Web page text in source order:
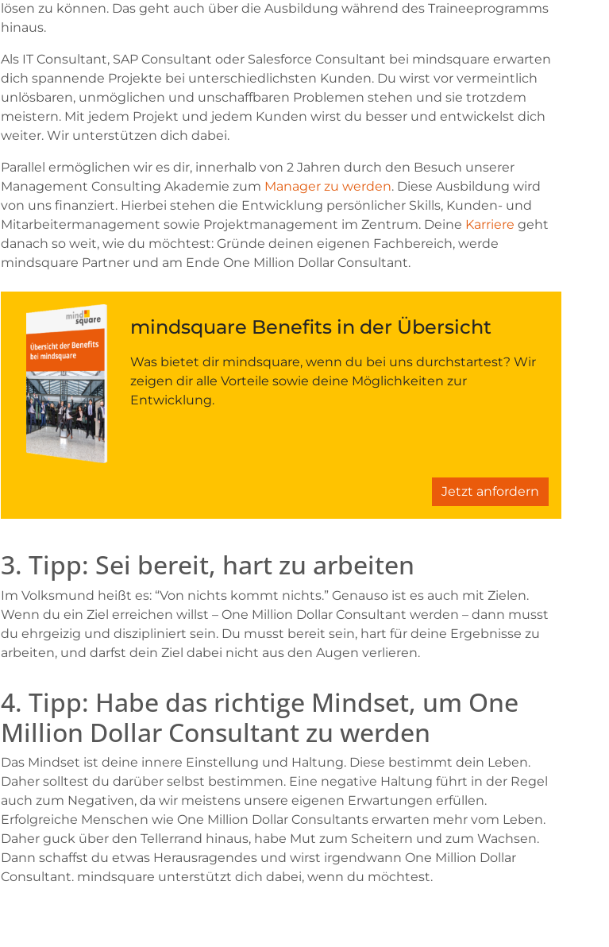
lösen zu können. Das geht auch über die Ausbildung während des Traineeprogramms
hinaus.
Als IT Consultant, SAP Consultant oder Salesforce Consultant bei mindsquare erwarten
dich spannende Projekte bei unterschiedlichsten Kunden. Du wirst vor vermeintlich
unlösbaren, unmöglichen und unschaffbaren Problemen stehen und sie trotzdem
meistern. Mit jedem Projekt und jedem Kunden wirst du besser und entwickelst dich
weiter. Wir unterstützen dich dabei.
Parallel ermöglichen wir es dir, innerhalb von 2 Jahren durch den Besuch unserer
Management Consulting Akademie zum Manager zu werden. Diese Ausbildung wird
von uns finanziert. Hierbei stehen die Entwicklung persönlicher Skills, Kunden- und
Mitarbeitermanagement sowie Projektmanagement im Zentrum. Deine Karriere geht
danach so weit, wie du möchtest: Gründe deinen eigenen Fachbereich, werde
mindsquare Partner und am Ende One Million Dollar Consultant.
mindsquare Benefits in der Übersicht
Was bietet dir mindsquare, wenn du bei uns durchstartest? Wir
zeigen dir alle Vorteile sowie deine Möglichkeiten zur
Entwicklung.
Jetzt anfordern
3. Tipp: Sei bereit, hart zu arbeiten
Im Volksmund heißt es: “Von nichts kommt nichts.” Genauso ist es auch mit Zielen.
Wenn du ein Ziel erreichen willst – One Million Dollar Consultant werden – dann musst
du ehrgeizig und diszipliniert sein. Du musst bereit sein, hart für deine Ergebnisse zu
arbeiten, und darfst dein Ziel dabei nicht aus den Augen verlieren.
4. Tipp: Habe das richtige Mindset, um One
Million Dollar Consultant zu werden
Das Mindset ist deine innere Einstellung und Haltung. Diese bestimmt dein Leben.
Daher solltest du darüber selbst bestimmen. Eine negative Haltung führt in der Regel
auch zum Negativen, da wir meistens unsere eigenen Erwartungen erfüllen.
Erfolgreiche Menschen wie One Million Dollar Consultants erwarten mehr vom Leben.
Daher guck über den Tellerrand hinaus, habe Mut zum Scheitern und zum Wachsen.
Dann schaffst du etwas Herausragendes und wirst irgendwann One Million Dollar
Consultant. mindsquare unterstützt dich dabei, wenn du möchtest.